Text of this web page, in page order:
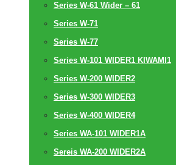
Series W-61 Wider – 61
Series W-71
Series W-77
Series W-101 WIDER1 KIWAMI1
Series W-200 WIDER2
Series W-300 WIDER3
Series W-400 WIDER4
Series WA-101 WIDER1A
Sereis WA-200 WIDER2A